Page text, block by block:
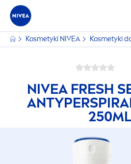
Kosmetyki NIVEA Kosmetyki
NIVEA FRESH